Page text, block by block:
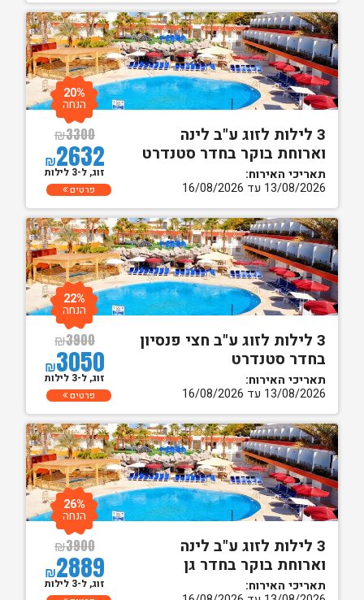
3 לילות לזוג ע"ב לינה
וארוחת בוקר בחדר סטנדרט
תאריכי האירוח:
13/08/2026 עד 16/08/2026
₪3300
₪2632
20%
הנחה
זוג, ל-3 לילות
פרטים
3 לילות לזוג ע"ב חצי פנסיון
בחדר סטנדרט
תאריכי האירוח:
13/08/2026 עד 16/08/2026
₪3900
₪3050
22%
הנחה
זוג, ל-3 לילות
פרטים
3 לילות לזוג ע"ב לינה
וארוחת בוקר בחדר גן
תאריכי האירוח:
₪3900
₪2889
26%
הנחה
זוג, ל-3 לילות